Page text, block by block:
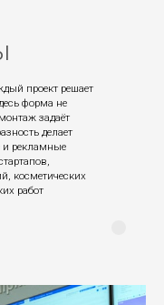
проект решает
форма не
задаёт
делает
рекламные
косметических
работ